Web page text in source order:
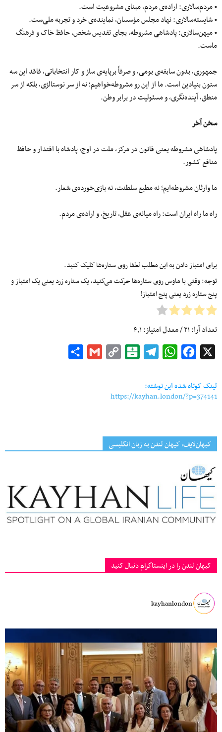
• مردم‌سالاری: اراده‌ی مردم، مبنای مشروعیت است.
• شایسته‌سالاری: نهاد مجلس مؤسسان، نماینده‌ی خرد و تجربه ملی‌ست.
• میهن‌سالاری: پادشاهی مشروطه، بجای تقدیس شخص، حافظ خاک و فرهنگ
ماست.
جمهوری، بدون سابقه‌ی بومی، و صرفاً برپایه‌ی ساز و کار انتخاباتی، فاقد این سه
ستون بنیادین است. ما از این رو مشروطه‌خواهیم؛ نه از سر نوستالژی، بلکه از سر
منطق، آینده‌نگری، و مسئولیت در برابر وطن.
سخن آخر
پادشاهی مشروطه یعنی قانون در مرکز، ملت در اوج، پادشاه با اقتدار و حافظ
منافع کشور.
ما وارثان مشروطه‌ایم؛ نه مطیع سلطنت، نه بازی‌خورده‌ی شعار.
راه ما راه ایران است: راه میانه‌ی عقل، تاریخ، و اراده‌ی مردم.
برای امتیاز دادن به این مطلب لطفا روی ستاره‌ها کلیک کنید.
توجه: وقتی با ماوس روی ستاره‌ها حرکت می‌کنید، یک ستاره زرد یعنی یک امتیاز و
پنج ستاره زرد یعنی پنج امتیاز!
تعداد آرا:۲۱/ معدل امتیاز:۴٫۱
Facebook
WhatsApp
Telegram
Balatarin
Copy
Gmail
لینک کوتاه شده این نوشته:
https://kayhan.london/?p=374141
کیهان‌لایف، کیهان لندن به زبان انگلیسی
کیهان لندن را در اینستاگرام دنبال کنید
kayhanlondon